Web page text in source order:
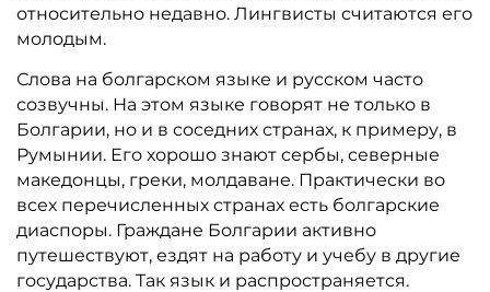
относительно недавно. Лингвисты считаются его
молодым.
Слова на болгарском языке и русском часто
созвучны. На этом языке говорят не только в
Болгарии, но и в соседних странах, к примеру, в
Румынии. Его хорошо знают сербы, северные
македонцы, греки, молдаване. Практически во
всех перечисленных странах есть болгарские
диаспоры. Граждане Болгарии активно
путешествуют, ездят на работу и учебу в другие
государства. Так язык и распространяется.